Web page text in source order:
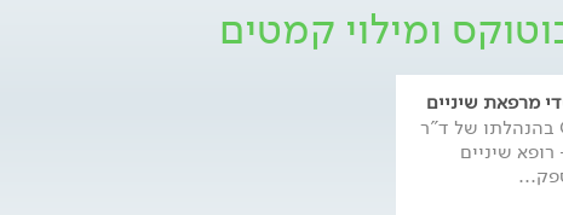
ומילוי קמטים
מרפאת שיניים
CLINIC D.A בהנהלתו של ד"ר
רופא שיניים